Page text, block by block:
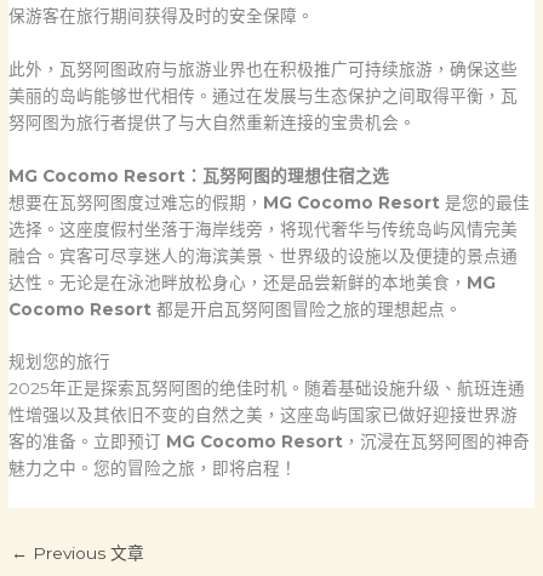
保游客在旅行期间获得及时的安全保障。
此外，瓦努阿图政府与旅游业界也在积极推广可持续旅游，确保这些
美丽的岛屿能够世代相传。通过在发展与生态保护之间取得平衡，瓦
努阿图为旅行者提供了与大自然重新连接的宝贵机会。
MG Cocomo Resort：瓦努阿图的理想住宿之选
想要在瓦努阿图度过难忘的假期， MG Cocomo Resort 是您的最佳
选择。这座度假村坐落于海岸线旁，将现代奢华与传统岛屿风情完美
融合。宾客可尽享迷人的海滨美景、世界级的设施以及便捷的景点通
达性。无论是在泳池畔放松身心，还是品尝新鲜的本地美食， MG
Cocomo Resort 都是开启瓦努阿图冒险之旅的理想起点。
规划您的旅行
2025年正是探索瓦努阿图的绝佳时机。随着基础设施升级、航班连通
性增强以及其依旧不变的自然之美，这座岛屿国家已做好迎接世界游
客的准备。立即预订 MG Cocomo Resort ，沉浸在瓦努阿图的神奇
魅力之中。您的冒险之旅，即将启程！
← Previous 文章